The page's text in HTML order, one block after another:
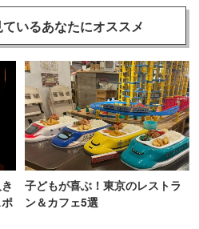
いるあなたにオススメ
子どもが喜ぶ！東京のレストラ
ン＆カフェ5選